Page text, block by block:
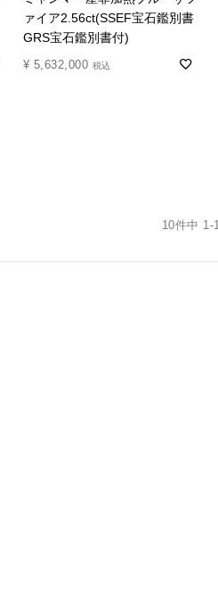
ァイア2.56ct(SSEF宝石鑑別書
GRS宝石鑑別書付)
¥ 5,632,000 税込
10件中 1 -